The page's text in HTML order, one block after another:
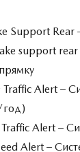
Support
support rear
Traffic Alert –
год)
Traffic Alert –
Alert –